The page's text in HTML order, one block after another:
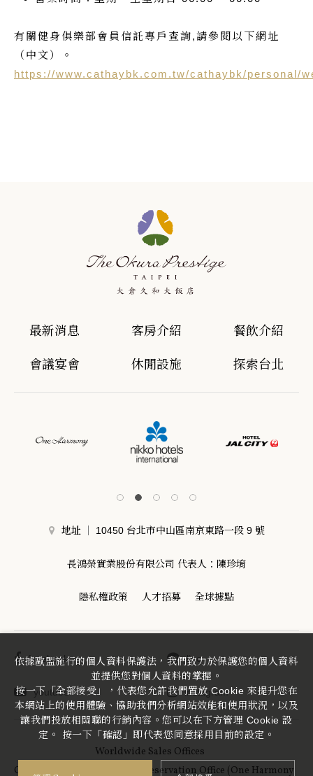
有關健身俱樂部會員信託專戶查詢,請參閱以下網址
（中文）。
https://www.cathaybk.com.tw/cathaybk/personal/
最新消息 客房介紹 餐飲介紹
會議宴會 休閒設施 探索台北
地址 10450 台北市中山區南京東路一段 9 號
長鴻榮實業股份有限公司 代表人：陳珍堉
隱私權政策 人才招募 全球據點
facebook line
youtube instagram
Worldwide Sales Offices
Okura Nikko Hotels Central Reservation Office (One Harmony
依據歐盟施行的個人資料保護法，我們致力於保護您的個人資料
並提供您對個人資料的掌握。
按一下「全部接受」，代表您允許我們置放 Cookie 來提升您在
本網站上的使用體驗、協助我們分析網站效能和使用狀況，以及
讓我們投放相關聯的行銷內容。您可以在下方管理 Cookie 設
定。 按一下「確認」即代表您同意採用目前的設定。